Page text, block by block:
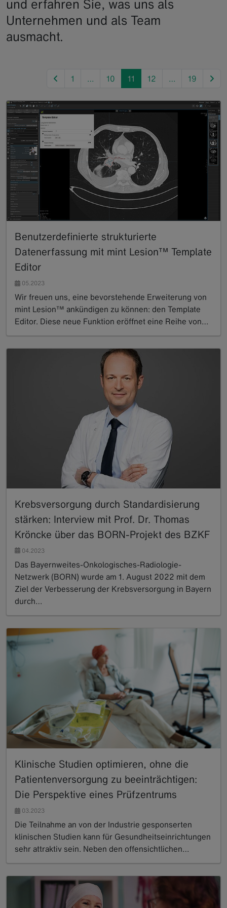
und erfahren Sie, was uns als
Unternehmen und als Team
ausmacht.
previous
1 … 10 11 12 … 19
Benutzerdefinierte strukturierte
Datenerfassung mit mint Lesion™ Template
Editor
05.2023
Wir freuen uns, eine bevorstehende Erweiterung von
mint Lesion™ ankündigen zu können: den Template
Editor. Diese neue Funktion eröffnet eine Reihe von…
Krebsversorgung durch Standardisierung
stärken: Interview mit Prof. Dr. Thomas
Kröncke über das BORN-Projekt des BZKF
04.2023
Das Bayernweites-Onkologisches-Radiologie-
Netzwerk (BORN) wurde am 1. August 2022 mit dem
Ziel der Verbesserung der Krebsversorgung in Bayern
durch…
Klinische Studien optimieren, ohne die
Patientenversorgung zu beeinträchtigen:
Die Perspektive eines Prüfzentrums
03.2023
Die Teilnahme an von der Industrie gesponserten
klinischen Studien kann für Gesundheitseinrichtungen
sehr attraktiv sein. Neben den offensichtlichen…